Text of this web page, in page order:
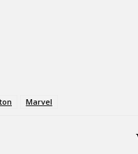
Marvel